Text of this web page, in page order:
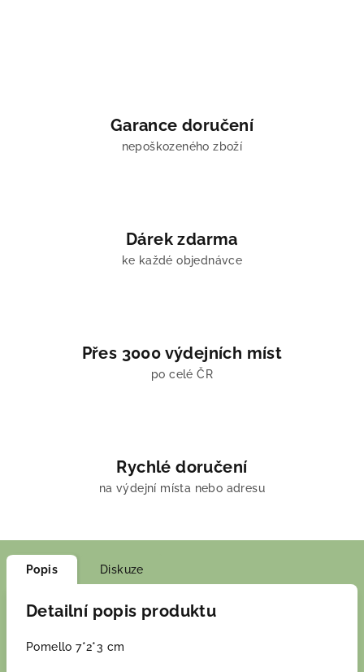
Garance doručení
nepoškozeného zboží
Dárek zdarma
ke každé objednávce
Přes 3000 výdejních míst
po celé ČR
Rychlé doručení
na výdejní místa nebo adresu
Popis Diskuze
Detailní popis produktu
Pomello 7*2*3 cm